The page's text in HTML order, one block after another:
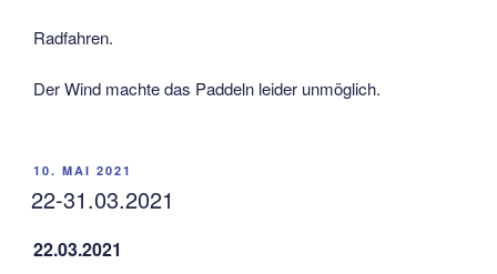
Radfahren.
Der Wind machte das Paddeln leider unmöglich.
VERÖFFENTLICHT
10. MAI 2021
22-31.03.2021
22.03.2021